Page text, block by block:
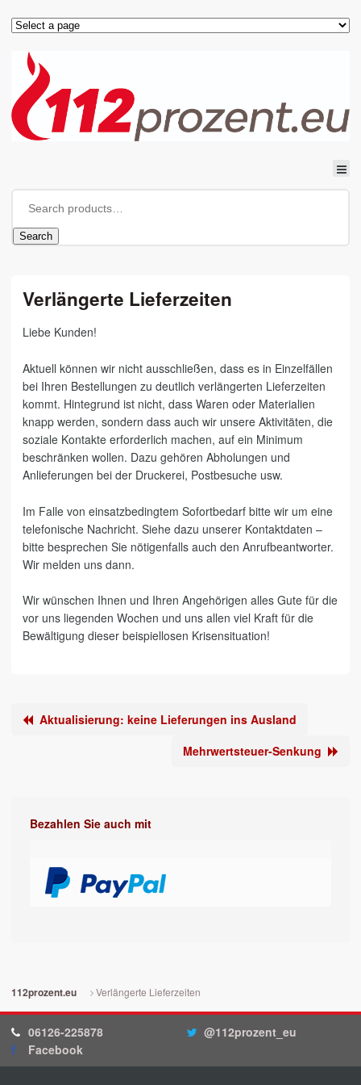
Search
Verlängerte Lieferzeiten
Liebe Kunden!
Aktuell können wir nicht ausschließen, dass es in Einzelfällen
bei Ihren Bestellungen zu deutlich verlängerten Lieferzeiten
kommt. Hintegrund ist nicht, dass Waren oder Materialien
knapp werden, sondern dass auch wir unsere Aktivitäten, die
soziale Kontakte erforderlich machen, auf ein Minimum
beschränken wollen. Dazu gehören Abholungen und
Anlieferungen bei der Druckerei, Postbesuche usw.
Im Falle von einsatzbedingtem Sofortbedarf bitte wir um eine
telefonische Nachricht. Siehe dazu unserer Kontaktdaten –
bitte besprechen Sie nötigenfalls auch den Anrufbeantworter.
Wir melden uns dann.
Wir wünschen Ihnen und Ihren Angehörigen alles Gute für die
vor uns liegenden Wochen und uns allen viel Kraft für die
Bewältigung dieser beispiellosen Krisensituation!
Aktualisierung: keine Lieferungen ins Ausland
Mehrwertsteuer-Senkung
Bezahlen Sie auch mit
112prozent.eu Verlängerte Lieferzeiten
06126-225878
@112prozent_eu
Facebook